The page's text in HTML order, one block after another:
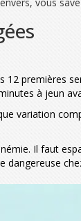
premières
à jeun
variation
Il faut
dangereuse